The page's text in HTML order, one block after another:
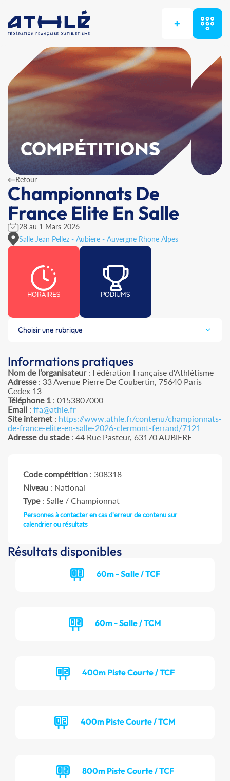
+
COMPÉTITIONS
Retour
Championnats De
France Elite En Salle
28 au 1 Mars 2026
Salle Jean Pellez - Aubiere - Auvergne Rhone Alpes
HORAIRES PODIUMS
Choisir une rubrique
Informations pratiques
Nom de l’organisateur: Fédération Française d'Athlétisme
Adresse: 33 Avenue Pierre De Coubertin, 75640 Paris
Cedex 13
Téléphone 1 : 0153807000
Email : ffa@athle.fr
Site internet : https://www.athle.fr/contenu/championnats-
de-france-elite-en-salle-2026-clermont-ferrand/7121
Adresse du stade: 44 Rue Pasteur, 63170 AUBIERE
Code compétition : 308318
Niveau : National
Type: Salle / Championnat
Personnes à contacter en cas d'erreur de contenu sur
calendrier ou résultats
Résultats disponibles
60m - Salle / TCF
60m - Salle / TCM
400m Piste Courte / TCF
400m Piste Courte / TCM
800m Piste Courte / TCF